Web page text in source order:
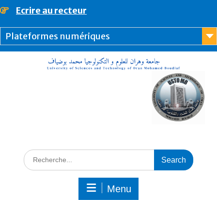
principal
Ecrire au recteur
Plateformes numériques
Menu